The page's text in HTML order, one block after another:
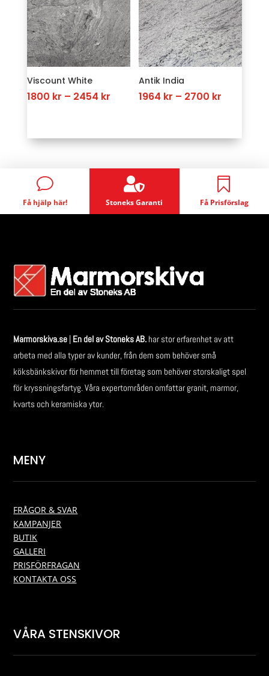
Viscount White
1800 kr – 2454 krPrice
through
Antik India
1964 kr – 2700 kr
through
v
Få hjälp här!

Stoneks Garanti

Få Prisförslag
Marmorskiva.se | En del av Stoneks AB.har stor erfarenhet av att
arbeta med alla typer av kunder, från dem som behöver små
köksbänkskivor för hemmet till företag som behöver storskaligt spel
för kryssningsfartyg. Våra expertområden omfattar granit, marmor,
kvarts och keramiska ytor.
MENY
FRÅGOR & SVAR
KAMPANJER
BUTIK
GALLERI
PRISFÖRFRAGAN
KONTAKTA OSS
VÅRA STENSKIVOR